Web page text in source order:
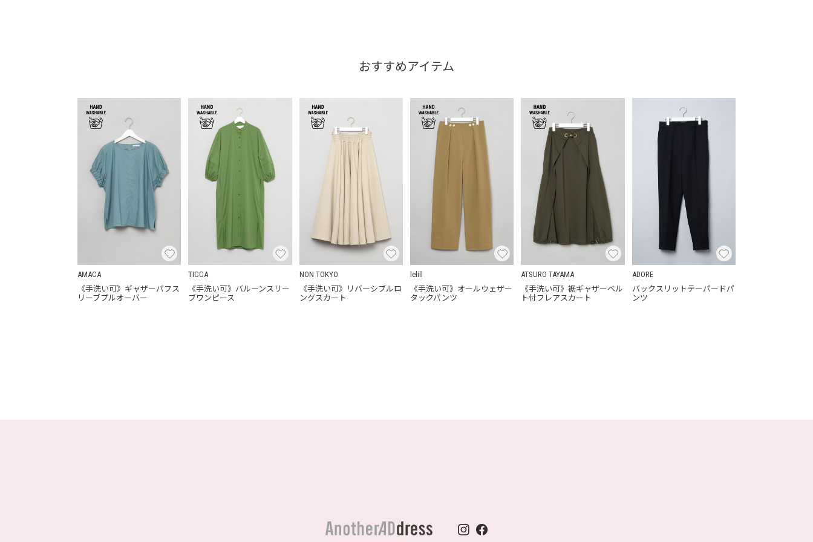
おすすめアイテム
AMACA
《手洗い可》ギャザーパフス
リーブプルオーバー
TICCA
《手洗い可》バルーンスリー
ブワンピース
NON TOKYO
《手洗い可》リバーシブルロ
ングスカート
lelill
《手洗い可》オールウェザー
タックパンツ
ATSURO TAYAMA
《手洗い可》裾ギャザーベル
ト付フレアスカート
ADORE
バックスリットテーパードパ
ンツ